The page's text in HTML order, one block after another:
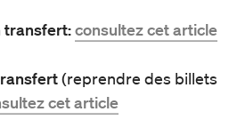
transfert:consultez cet article
(reprendre des billets
cet article